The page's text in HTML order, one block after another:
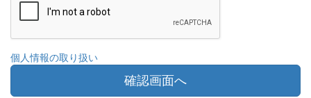
個人情報の取り扱い
確認画面へ